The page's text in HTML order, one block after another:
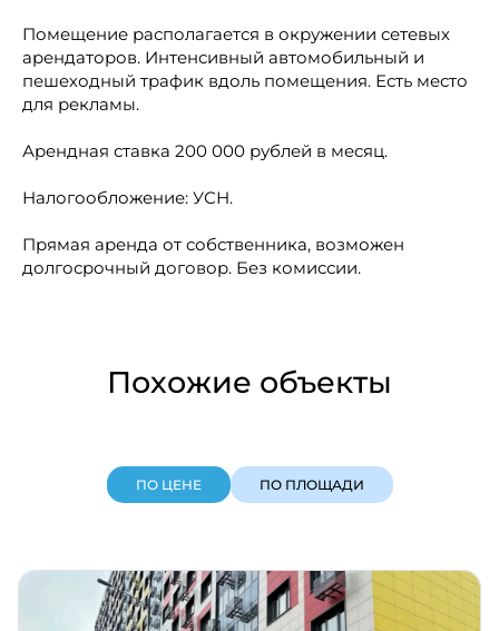
Помещение располагается в окружении сетевых
арендаторов. Интенсивный автомобильный и
пешеходный трафик вдоль помещения. Есть место
для рекламы.
Арендная ставка 200 000 рублей в месяц.
Налогообложение: УСН.
Прямая аренда от собственника, возможен
долгосрочный договор. Без комиссии.
Похожие объекты
ПО ЦЕНЕ ПО ПЛОЩАДИ